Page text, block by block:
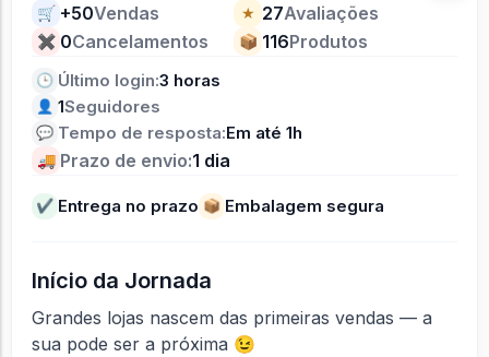
🛒 +50Vendas ★ 27Avaliações
✖ 0Cancelamentos 📦 116Produtos
🕒 Último login:3 horas
👤 1Seguidores
💬 Tempo de resposta:Em até 1h
🚚 Prazo de envio:1 dia
✔ Entrega no prazo 📦 Embalagem segura
Início da Jornada
Grandes lojas nascem das primeiras vendas — a
sua pode ser a próxima 😉